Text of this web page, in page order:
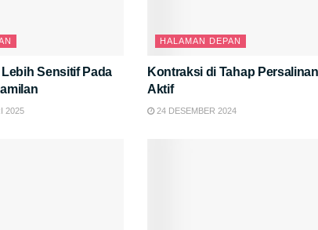
Lebih Sensitif Pada
2025
HALAMAN DEPAN
Kontraksi di Tahap Persalinan
Aktif
24 DESEMBER 2024